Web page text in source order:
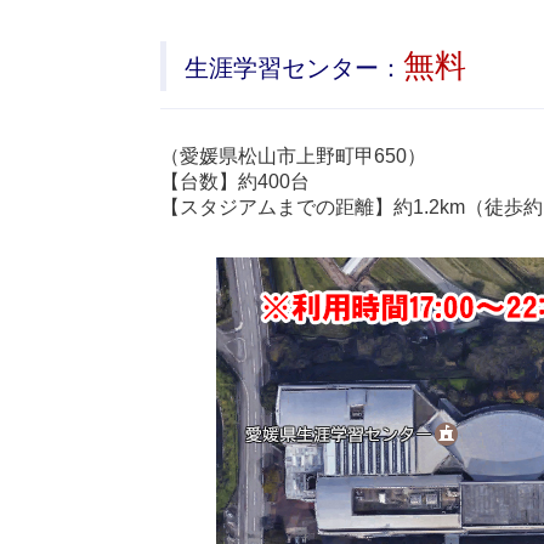
生涯学習センター： 無料
（愛媛県松山市上野町甲650）
【台数】約400台
【スタジアムまでの距離】約1.2km（徒歩